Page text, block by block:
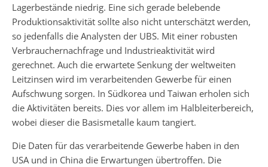
Lagerbestände niedrig. Eine sich gerade belebende
Produktionsaktivität sollte also nicht unterschätzt werden,
so jedenfalls die Analysten der UBS. Mit einer robusten
Verbrauchernachfrage und Industrieaktivität wird
gerechnet. Auch die erwartete Senkung der weltweiten
Leitzinsen wird im verarbeitenden Gewerbe für einen
Aufschwung sorgen. In Südkorea und Taiwan erholen sich
die Aktivitäten bereits. Dies vor allem im Halbleiterbereich,
wobei dieser die Basismetalle kaum tangiert.
Die Daten für das verarbeitende Gewerbe haben in den
USA und in China die Erwartungen übertroffen. Die